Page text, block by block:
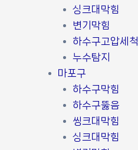
싱크대막힘
변기막힘
하수구고압세척
누수탐지
마포구
하수구막힘
하수구뚫음
씽크대막힘
싱크대막힘